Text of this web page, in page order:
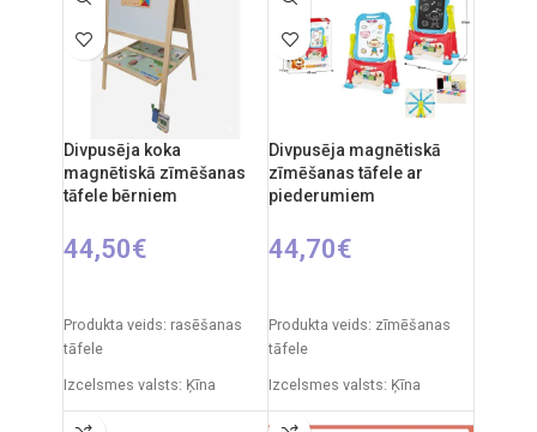
Divpusēja koka
magnētiskā zīmēšanas
tāfele bērniem
44,50€
Produkta veids: rasēšanas
tāfele
Izcelsmes valsts: Ķīna
Iepakojuma izmēri: 91 x 5 x
Divpusēja magnētiskā
zīmēšanas tāfele ar
piederumiem
44,70€
Produkta veids: zīmēšanas
tāfele
Izcelsmes valsts: Ķīna
Iepakojuma izmēri: 11 x 43 x